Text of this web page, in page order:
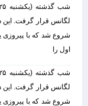
شروع شد که با پیروزی یک
اول را
شروع شد که با پیروزی